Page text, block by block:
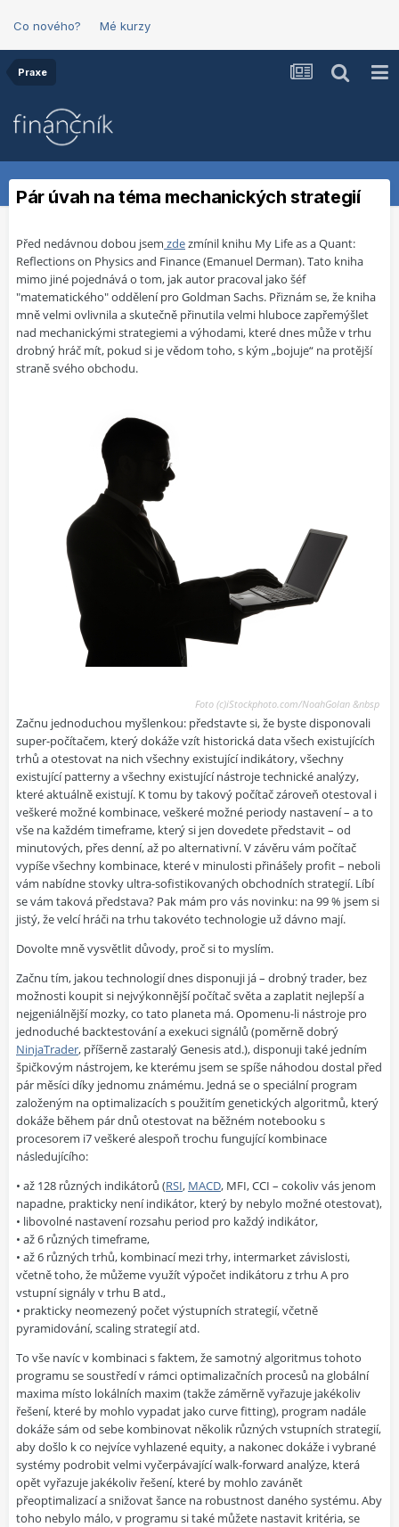
Co nového? Mé kurzy
Praxe
Pár úvah na téma mechanických strategií
Před nedávnou dobou jsem zdezmínil knihu My Life as a Quant:
Reflections on Physics and Finance (Emanuel Derman). Tato kniha
mimo jiné pojednává o tom, jak autor pracoval jako šéf
"matematického" oddělení pro Goldman Sachs. Přiznám se, že kniha
mně velmi ovlivnila a skutečně přinutila velmi hluboce zapřemýšlet
nad mechanickými strategiemi a výhodami, které dnes může v trhu
drobný hráč mít, pokud si je vědom toho, s kým „bojuje“ na protější
straně svého obchodu.
Foto (c)iStockphoto.com/NoahGolan &nbsp
Začnu jednoduchou myšlenkou: představte si, že byste disponovali
super-počítačem, který dokáže vzít historická data všech existujících
trhů a otestovat na nich všechny existující indikátory, všechny
existující patterny a všechny existující nástroje technické analýzy,
které aktuálně existují. K tomu by takový počítač zároveň otestoval i
veškeré možné kombinace, veškeré možné periody nastavení – a to
vše na každém timeframe, který si jen dovedete představit – od
minutových, přes denní, až po alternativní. V závěru vám počítač
vypíše všechny kombinace, které v minulosti přinášely profit – neboli
vám nabídne stovky ultra-sofistikovaných obchodních strategií. Líbí
se vám taková představa? Pak mám pro vás novinku: na 99 % jsem si
jistý, že velcí hráči na trhu takovéto technologie už dávno mají.
Dovolte mně vysvětlit důvody, proč si to myslím.
Začnu tím, jakou technologií dnes disponuji já – drobný trader, bez
možnosti koupit si nejvýkonnější počítač světa a zaplatit nejlepší a
nejgeniálnější mozky, co tato planeta má. Opomenu-li nástroje pro
jednoduché backtestování a exekuci signálů (poměrně dobrý
NinjaTrader, příšerně zastaralý Genesis atd.), disponuji také jedním
špičkovým nástrojem, ke kterému jsem se spíše náhodou dostal před
pár měsíci díky jednomu známému. Jedná se o speciální program
založeným na optimalizacích s použitím genetických algoritmů, který
dokáže během pár dnů otestovat na běžném notebooku s
procesorem i7 veškeré alespoň trochu fungující kombinace
následujícího:
• až 128 různých indikátorů (RSI, MACD, MFI, CCI – cokoliv vás jenom
napadne, prakticky není indikátor, který by nebylo možné otestovat),
• libovolné nastavení rozsahu period pro každý indikátor,
• až 6 různých timeframe,
• až 6 různých trhů, kombinací mezi trhy, intermarket závislosti,
včetně toho, že můžeme využít výpočet indikátoru z trhu A pro
vstupní signály v trhu B atd.,
• prakticky neomezený počet výstupních strategií, včetně
pyramidování, scaling strategií atd.
To vše navíc v kombinaci s faktem, že samotný algoritmus tohoto
programu se soustředí v rámci optimalizačních procesů na globální
maxima místo lokálních maxim (takže záměrně vyřazuje jakékoliv
řešení, které by mohlo vypadat jako curve fitting), program nadále
dokáže sám od sebe kombinovat několik různých vstupních strategií,
aby došlo k co nejvíce vyhlazené equity, a nakonec dokáže i vybrané
systémy podrobit velmi vyčerpávající walk-forward analýze, která
opět vyřazuje jakékoliv řešení, které by mohlo zavánět
přeoptimalizací a snižovat šance na robustnost daného systému. Aby
toho nebylo málo, v programu si také můžete nastavit kritéria, se